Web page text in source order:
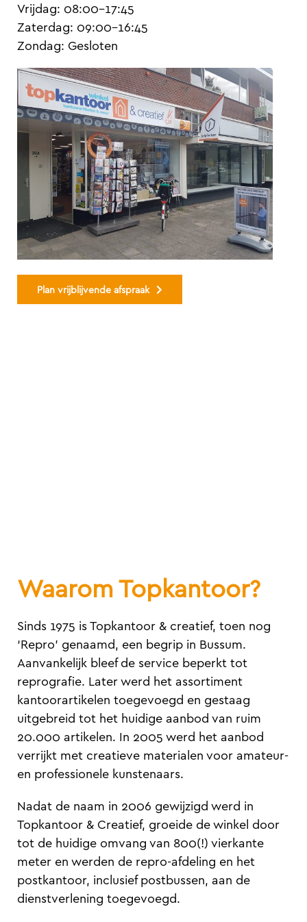
Vrijdag: 08:00-17:45
Zaterdag: 09:00-16:45
Zondag: Gesloten
Plan vrijblijvende afspraak
Waarom Topkantoor?
Sinds 1975 is Topkantoor & creatief, toen nog
‘Repro’ genaamd, een begrip in Bussum.
Aanvankelijk bleef de service beperkt tot
reprografie. Later werd het assortiment
kantoorartikelen toegevoegd en gestaag
uitgebreid tot het huidige aanbod van ruim
20.000 artikelen. In 2005 werd het aanbod
verrijkt met creatieve materialen voor amateur-
en professionele kunstenaars.
Nadat de naam in 2006 gewijzigd werd in
Topkantoor & Creatief, groeide de winkel door
tot de huidige omvang van 800(!) vierkante
meter en werden de repro-afdeling en het
postkantoor, inclusief postbussen, aan de
dienstverlening toegevoegd.